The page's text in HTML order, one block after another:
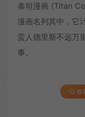
泰坦漫画 (Titan
漫画名列其中，它
蛮人德里斯不远万
事。 ​​​
收